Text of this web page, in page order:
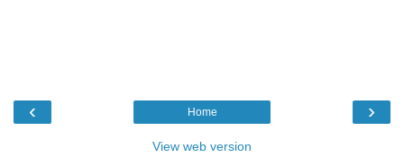
‹ ›
Home
View web version